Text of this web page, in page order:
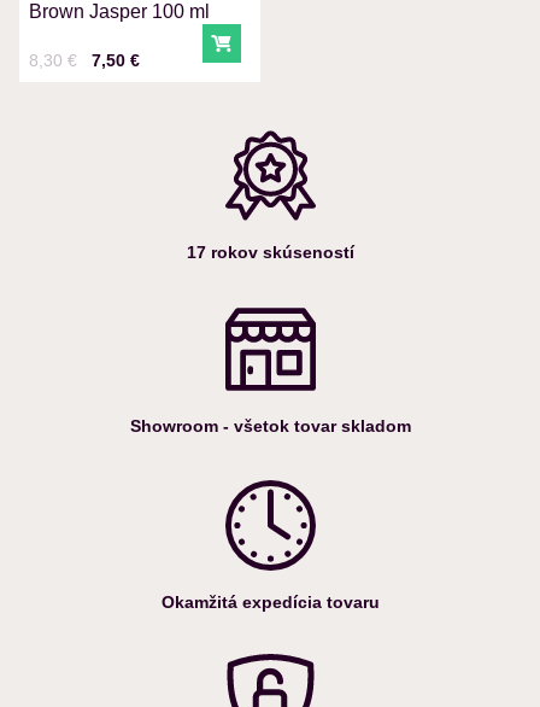
Odoslať
Brown Jasper 100 ml
Cena s DPH
7,50 €
Pred zľavou:
8,30 € Do košíka
17 rokov skúseností
Showroom - všetok tovar skladom
Okamžitá expedícia tovaru